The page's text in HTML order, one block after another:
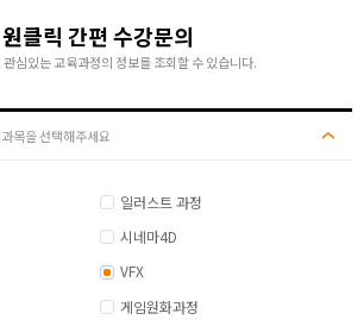
원클릭 간편 수강문의
심있는 교육과정의 정보를 조회할 수 있습니다.
목을 선택해주세요
일러스트 과정
시네마4D
VFX
게임원화과정